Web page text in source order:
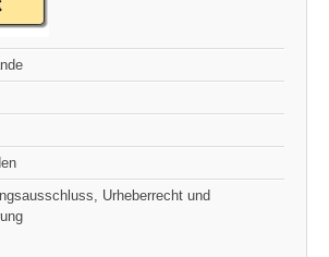
Urheberrecht und